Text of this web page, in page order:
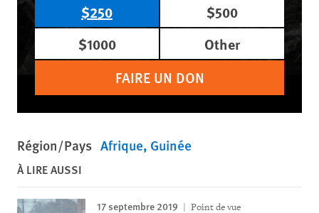
$250
$500
$1000
Other
FAIRE UN DON
Région/Pays Afrique Guinée
À LIRE AUSSI
17 septembre 2019 Point de vue